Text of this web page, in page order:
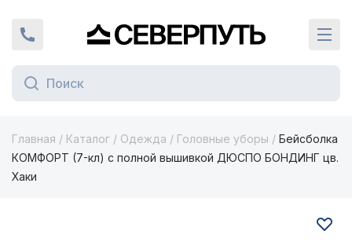
+7 (924) 924-16-46Вернуться на главную страницу
Главная / Каталог / Одежда / Головные уборы / Бейсболка
КОМФОРТ (7-кл) с полной вышивкой ДЮСПО БОНДИНГ цв.
Хаки